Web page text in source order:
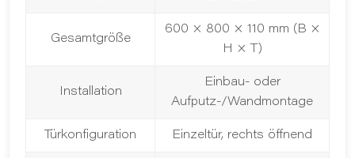
Gesamtgröße
600 × 800 × 110 mm (B ×
H × T)
Installation
Einbau- oder
Aufputz-/Wandmontage
Türkonfiguration Einzeltür, rechts öffnend